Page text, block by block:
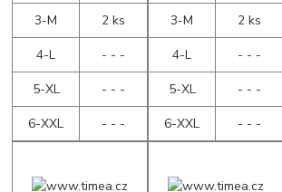
3-M
2 ks
4-L
- - -
5-XL
- - -
6-XXL
- - -
3-M
2 ks
4-L
- - -
5-XL
- - -
6-XXL
- - -